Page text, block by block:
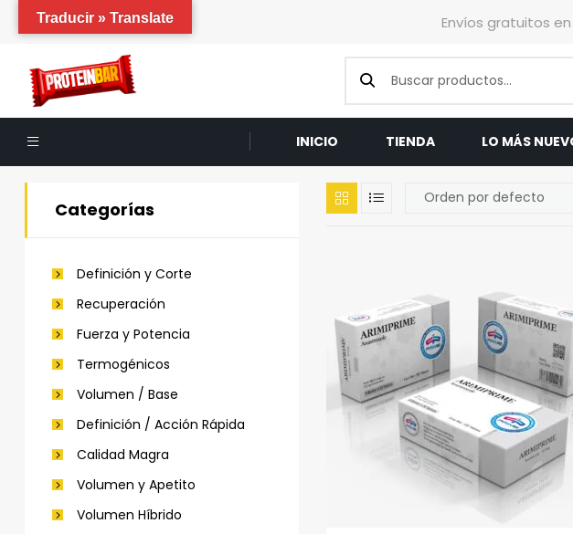
Envíos gratuitos
INICIO TIENDA LO MÁS
Categorías
Definición y Corte
Recuperación
Fuerza y Potencia
Termogénicos
Volumen / Base
Definición / Acción Rápida
Calidad Magra
Volumen y Apetito
Volumen Híbrido
Traducir » Translate